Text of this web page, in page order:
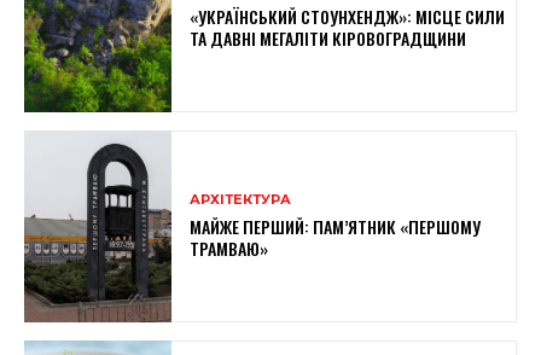
«УКРАЇНСЬКИЙ СТОУНХЕНДЖ»: МІСЦЕ СИЛИ
ТА ДАВНІ МЕГАЛІТИ КІРОВОГРАДЩИНИ
АРХІТЕКТУРА
МАЙЖЕ ПЕРШИЙ: ПАМ’ЯТНИК «ПЕРШОМУ
ТРАМВАЮ»